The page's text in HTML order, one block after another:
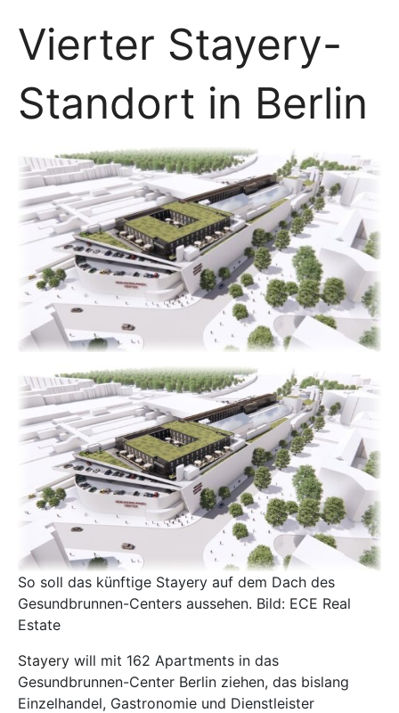
Vierter Stayery-
Standort in Berlin
So soll das künftige Stayery auf dem Dach des
Gesundbrunnen-Centers aussehen. Bild: ECE Real
Estate
Stayery will mit 162 Apartments in das
Gesundbrunnen-Center Berlin ziehen, das bislang
Einzelhandel, Gastronomie und Dienstleister